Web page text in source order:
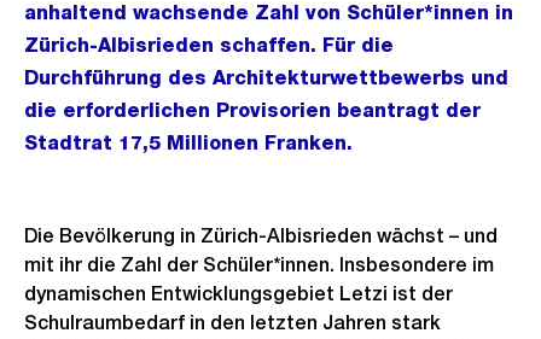
anhaltend wachsende Zahl von Schüler*innen in
Zürich-Albisrieden schaffen. Für die
Durchführung des Architekturwettbewerbs und
die erforderlichen Provisorien beantragt der
Stadtrat 17,5 Millionen Franken.
Die Bevölkerung in Zürich-Albisrieden wächst – und
mit ihr die Zahl der Schüler*innen. Insbesondere im
dynamischen Entwicklungsgebiet Letzi ist der
Schulraumbedarf in den letzten Jahren stark